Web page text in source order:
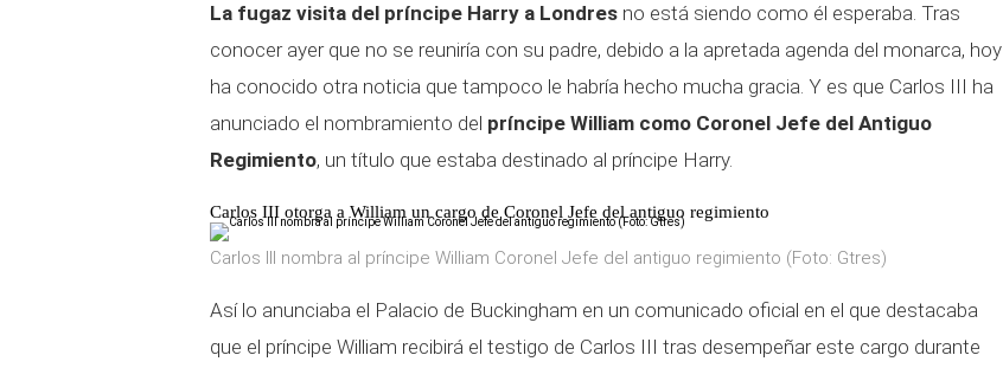
La fugaz visita del príncipe Harry a Londres no está siendo como él esperaba. Tras
conocer ayer que no se reuniría con su padre, debido a la apretada agenda del monarca, hoy
ha conocido otra noticia que tampoco le habría hecho mucha gracia. Y es que Carlos III ha
anunciado el nombramiento del príncipe William como Coronel Jefe del Antiguo
Regimiento, un título que estaba destinado al príncipe Harry.
Carlos III otorga a William un cargo de Coronel Jefe del antiguo regimiento
Carlos III nombra al príncipe William Coronel Jefe del antiguo regimiento (Foto: Gtres)
Así lo anunciaba el Palacio de Buckingham en un comunicado oficial en el que destacaba
que el príncipe William recibirá el testigo de Carlos III tras desempeñar este cargo durante